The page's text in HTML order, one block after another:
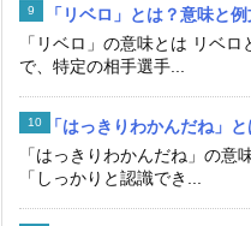
「リベロ」とは？意味と
「リベロ」の意味とは リベ
で、特定の相手選手...
「はっきりわかんだね」
「はっきりわかんだね」の意
「しっかりと認識でき...